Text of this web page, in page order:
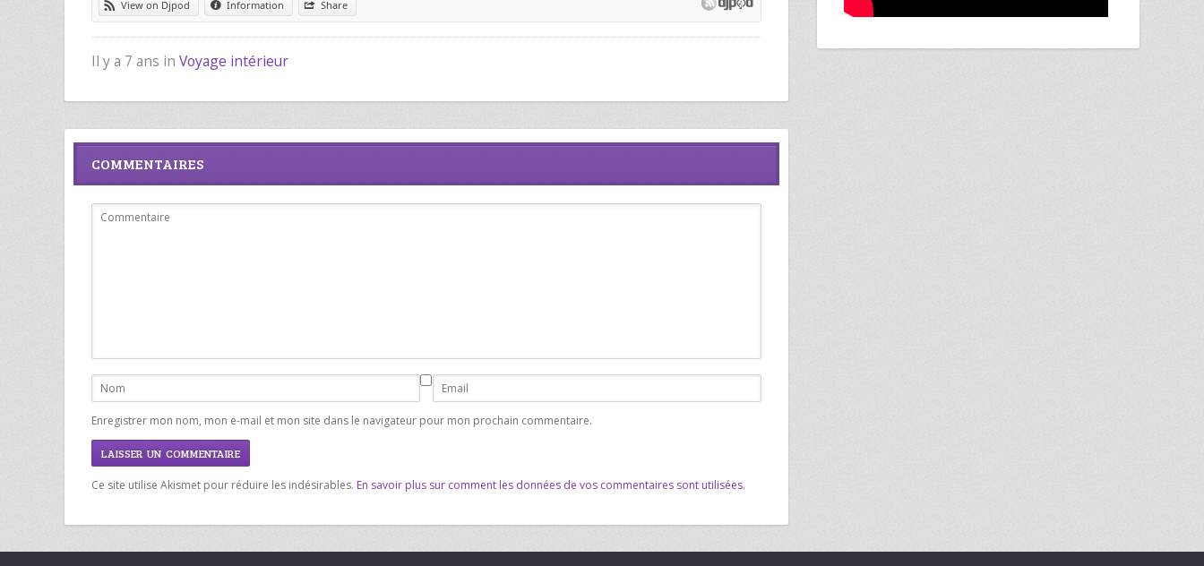
Il y a 7 ans in Voyage intérieur
COMMENTAIRES
Enregistrer mon nom, mon e-mail et mon site dans le navigateur pour mon prochain commentaire.
Ce site utilise Akismet pour réduire les indésirables. En savoir plus sur comment les données de vos commentaires sont utilisées.